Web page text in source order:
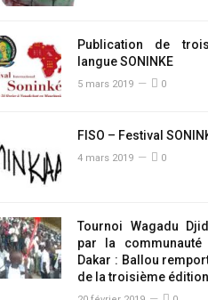
Publication de
langue SONINKE
5 mars 2019 0
FISO – Festival
4 mars 2019 0
Tournoi Wagadu
par la communauté
Dakar : Ballou
de la troisième édition